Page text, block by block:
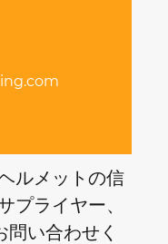
ルメットの信
プライヤー、
い合わせく